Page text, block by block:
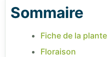
Sommaire
Fiche de la plante
Floraison